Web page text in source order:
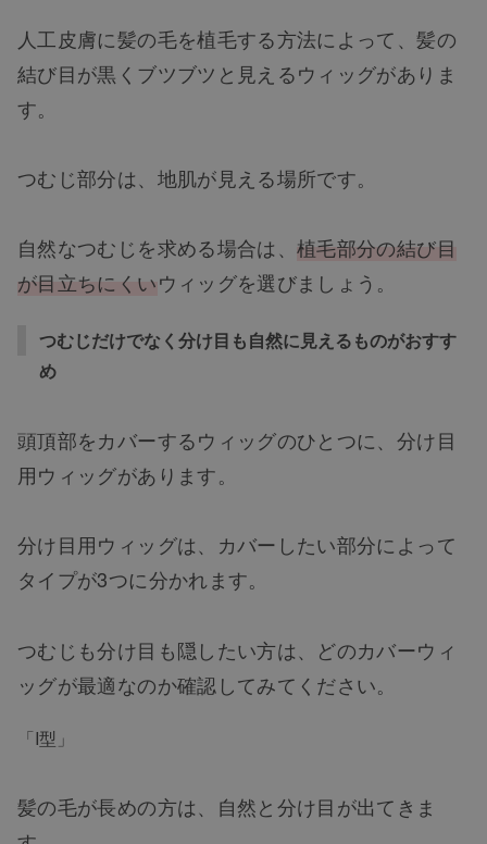
人工皮膚に髪の毛を植毛する方法によって、髪の
結び目が黒くブツブツと見えるウィッグがありま
す。
つむじ部分は、地肌が見える場所です。
自然なつむじを求める場合は、植毛部分の結び目
が目立ちにくいウィッグを選びましょう。
つむじだけでなく分け目も自然に見えるものがおすす
め
頭頂部をカバーするウィッグのひとつに、分け目
用ウィッグがあります。
分け目用ウィッグは、カバーしたい部分によって
タイプが3つに分かれます。
つむじも分け目も隠したい方は、どのカバーウィ
ッグが最適なのか確認してみてください。
「I型」
髪の毛が長めの方は、自然と分け目が出てきま